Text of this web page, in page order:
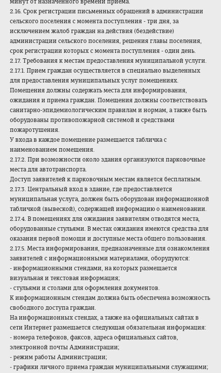
минут от назначенного времени приема.
2.16. Срок регистрации письменных обращений в администрации
сельского поселения с момента поступления - три дня, за
исключением жалоб граждан на действия (бездействие)
администрации сельского поселения, решения главы поселения,
срок регистрации которых с момента поступления - один день.
2.17. Требования к местам предоставления муниципальной услуги.
2.17.1. Прием граждан осуществляется в специально выделенных
для предоставления муниципальных услуг помещениях.
Помещения должны содержать места для информирования,
ожидания и приема граждан. Помещения должны соответствовать
санитарно-эпидемиологическим правилам и нормам, а также быть
оборудованы противопожарной системой и средствами
пожаротушения.
У входа в каждое помещение размещается табличка с
наименованием помещения.
2.17.2. При возможности около здания организуются парковочные
места для автотранспорта.
Доступ заявителей к парковочным местам является бесплатным.
2.17.3. Центральный вход в здание, где предоставляется
муниципальная услуга, должен быть оборудован информационной
табличкой (вывеской), содержащей информацию о наименовании.
2.17.4. В помещениях для ожидания заявителям отводятся места,
оборудованные стульями. В местах ожидания имеются средства для
оказания первой помощи и доступные места общего пользования.
2.17.5. Места информирования, предназначенные для ознакомления
заявителей с информационными материалами, оборудуются:
- информационными стендами, на которых размещается
визуальная и текстовая информация;
- стульями и столами для оформления документов.
К информационным стендам должна быть обеспечена возможность
свободного доступа граждан.
На информационных стендах, а также на официальных сайтах в
сети Интернет размещается следующая обязательная информация:
- номера телефонов, факсов, адреса официальных сайтов,
электронной почты Администрации;
- режим работы Администрации;
- графики личного приема граждан муниципальными служащими;